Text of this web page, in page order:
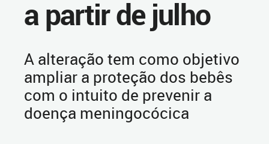
a partir de julho
A alteração tem como objetivo
ampliar a proteção dos bebês
com o intuito de prevenir a
doença meningocócica